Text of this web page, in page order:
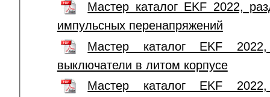
Мастер каталог EKF 2022,
импульсных перенапряжений
Мастер каталог EKF 2022,
выключатели в литом корпусе
Мастер каталог EKF 2022,